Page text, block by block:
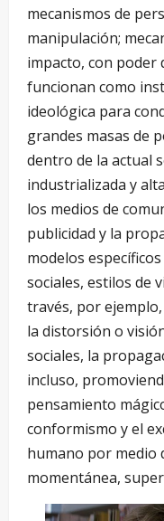
mecanismos de
manipulación;
impacto, con poder
funcionan como
ideológica para
grandes masas de
dentro de la actual
industrializada y
los medios de
publicidad y la
modelos
sociales, estilos de
través, por
la distorsión o
sociales, la
incluso,
pensamiento
conformismo y el
humano por medio
momentánea,